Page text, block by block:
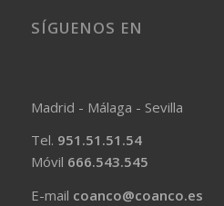
SÍGUENOS EN
Madrid - Málaga - Sevilla
Tel. 951.51.51.54
Móvil 666.543.545
E-mail coanco@coanco.es